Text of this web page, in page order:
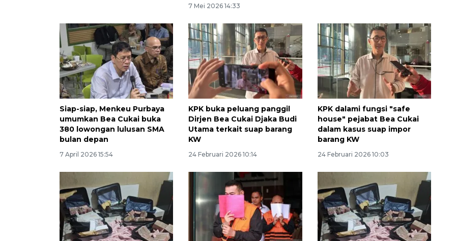
7 Mei 2026 14:33
Siap-siap, Menkeu Purbaya
umumkan Bea Cukai buka
380 lowongan lulusan SMA
bulan depan
7 April 2026 15:54
KPK buka peluang panggil
Dirjen Bea Cukai Djaka Budi
Utama terkait suap barang
KW
24 Februari 2026 10:14
KPK dalami fungsi "safe
house" pejabat Bea Cukai
dalam kasus suap impor
barang KW
24 Februari 2026 10:03
Awas penipuan berbasis AI
2026-08-07 13:45:00